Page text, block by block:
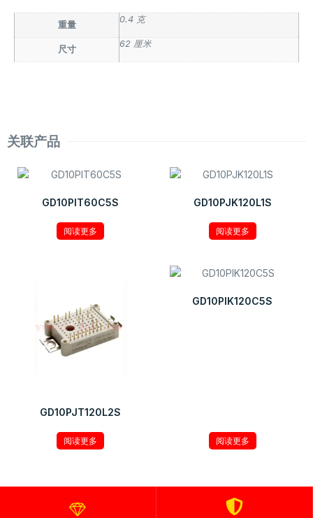
重量
0.4 克
尺寸
62 厘米
关联产品
GD10PIT60C5S
阅读更多
GD10PJK120L1S
阅读更多
GD10PJT120L2S
阅读更多
GD10PIK120C5S
阅读更多